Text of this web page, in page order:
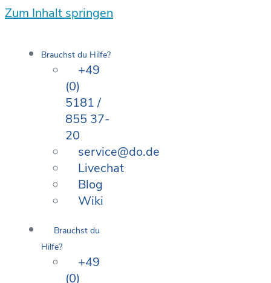
Zum Inhalt springen
Brauchst du Hilfe?
+49
(0)
5181 /
855 37-
20
service@do.de
Livechat
Blog
Wiki
Brauchst du
Hilfe?
+49
(0)